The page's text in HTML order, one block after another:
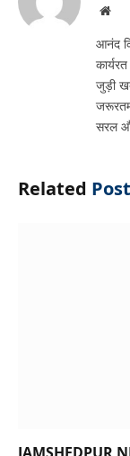
आनंद
जुड़ी
सरल
Related